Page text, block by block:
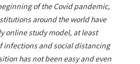
of the Covid pandemic,
around the world have
online study model, at least
infections and social distancing
has not been easy and even